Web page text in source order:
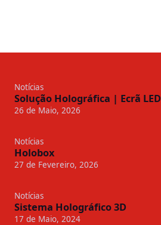
Notícias
Solução Holográfica | Ecrã LED
26 de Maio, 2026
Notícias
Holobox
27 de Fevereiro, 2026
Notícias
Sistema Holográfico 3D
17 de Maio, 2024